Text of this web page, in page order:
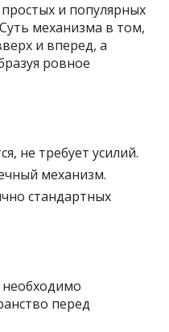
и популярных
механизма в том,
и вперед, а
ровное
не требует усилий.
механизм.
стандартных
перед